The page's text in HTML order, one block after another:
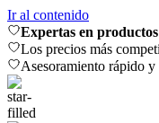
Ir al contenido
Expertas en
Los precios más
Asesoramiento rápido y